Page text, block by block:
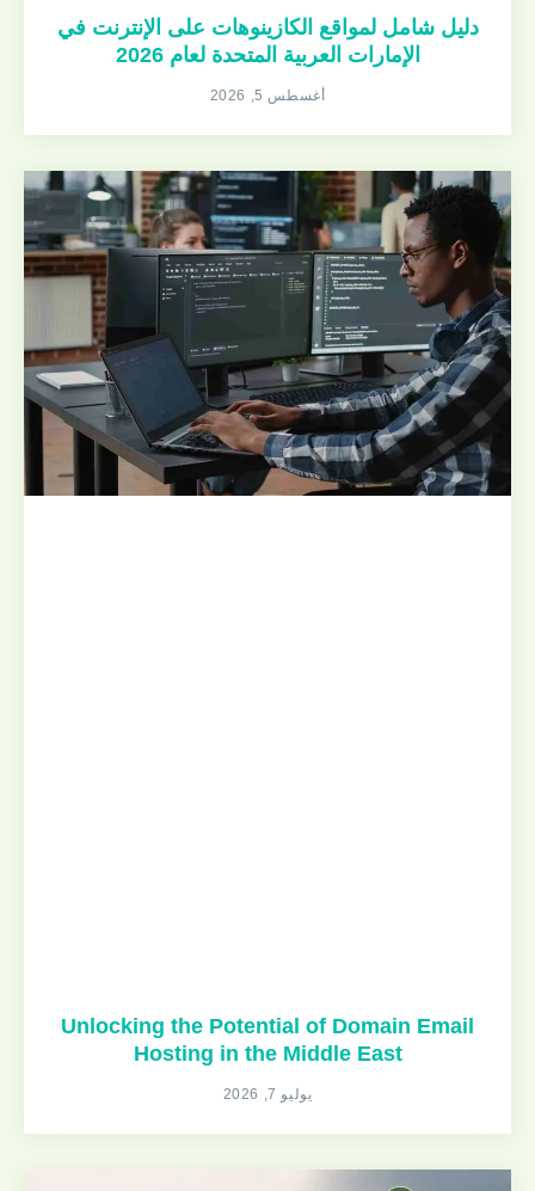
دليل شامل لمواقع الكازينوهات على الإنترنت في
الإمارات العربية المتحدة لعام 2026
أغسطس 5, 2026
Unlocking the Potential of Domain Email
Hosting in the Middle East
يوليو 7, 2026